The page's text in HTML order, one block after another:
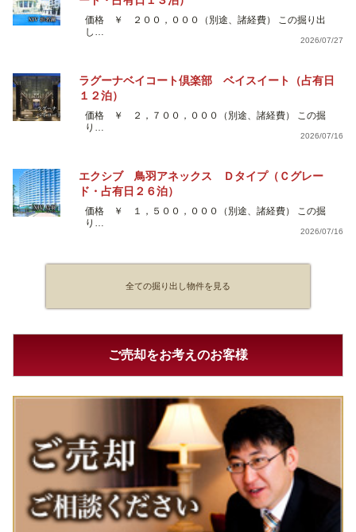
価格 ￥ ２００，０００（別途、諸経費） この掘り出
し…
2026/07/27
ラグーナベイコート倶楽部 ベイスイート（占有日
１２泊）
価格 ￥ ２，７００，０００（別途、諸経費） この掘
り…
2026/07/16
エクシブ 鳥羽アネックス Ｄタイプ（Ｃグレー
ド・占有日２６泊）
価格 ￥ １，５００，０００（別途、諸経費） この掘
り…
2026/07/16
全ての掘り出し物件を見る
ご売却をお考えのお客様